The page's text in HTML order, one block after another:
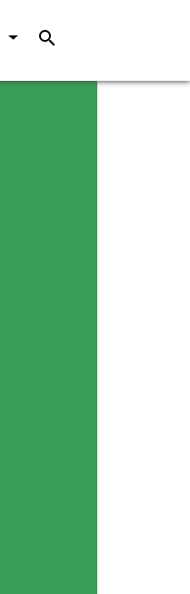
search